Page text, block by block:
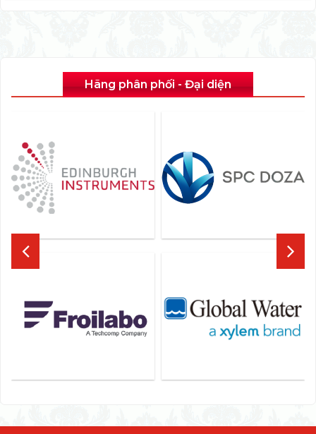
Hãng phân phối - Đại diện